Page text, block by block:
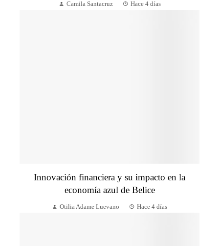
Camila Santacruz Hace 4 días
Innovación financiera y su impacto en la
economía azul de Belice
Otilia Adame Luevano Hace 4 días